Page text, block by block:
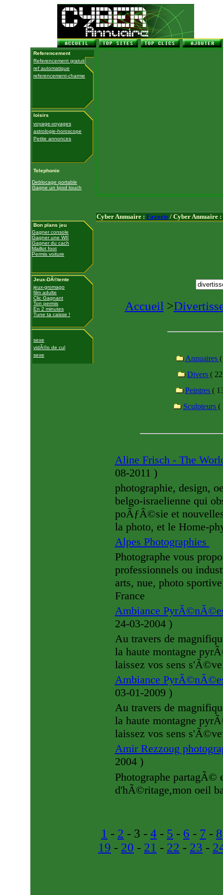
Referencement
Referencement gratuit
ref automatique
referencement-charme
loisirs
voyage-voyages
astrologie-horoscope
Petite annonces
Telephonie
Deblocage portable
Gagne un Ipod touch
Bon plans jeu
Gagner console
Gagner une WII
Gagner du cach
Maillot foot
Permis voiture
Jeux-DÃ©tente
jeux-gromago
film adulte
Clic Gagnant
Ton permis
En 2 minutes
Tune ta caisse !
sexe
vidÃ©o de cul
sexe
Cyber Annuaire : Favoris / Cyber Annuaire :
Accueil >
Annuaires
Divers (
Peintres (
Sculpteurs (
Aline Frisch - The
08-2011 )
photographie, design,
belgo-israelienne qui
poÃƒÂ©sie et
la photo, et le Home-
Alpes Photographies
Photographe vous
professionnels ou
arts, nue, photo
France
Ambiance
24-03-2004 )
Au travers de
la haute montagne
laissez vos sens
Ambiance
03-01-2009 )
Au travers de
la haute montagne
laissez vos sens
Amir Rezzoug
2004 )
Photographe partagÃ©
d'hÃ©ritage,mon oeil
1 - 2 - 3 - 4 - 5 - 6 - 7 - 8
19 - 20 - 21 - 22 - 23 -